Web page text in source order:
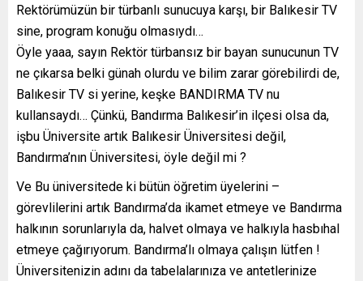
Rektörümüzün bir türbanlı sunucuya karşı, bir Balıkesir TV
sine, program konuğu olmasıydı…
Öyle yaaa, sayın Rektör türbansız bir bayan sunucunun TV
ne çıkarsa belki günah olurdu ve bilim zarar görebilirdi de,
Balıkesir TV si yerine, keşke BANDIRMA TV nu
kullansaydı… Çünkü, Bandırma Balıkesir’in ilçesi olsa da,
işbu Üniversite artık Balıkesir Üniversitesi değil,
Bandırma’nın Üniversitesi, öyle değil mi ?
Ve Bu üniversitede ki bütün öğretim üyelerini –
görevlilerini artık Bandırma’da ikamet etmeye ve Bandırma
halkının sorunlarıyla da, halvet olmaya ve halkıyla hasbıhal
etmeye çağırıyorum. Bandırma’lı olmaya çalışın lütfen !
Üniversitenizin adını da tabelalarınıza ve antetlerinize